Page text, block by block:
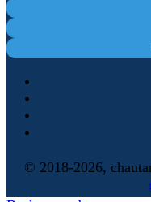
© 2018-2026,